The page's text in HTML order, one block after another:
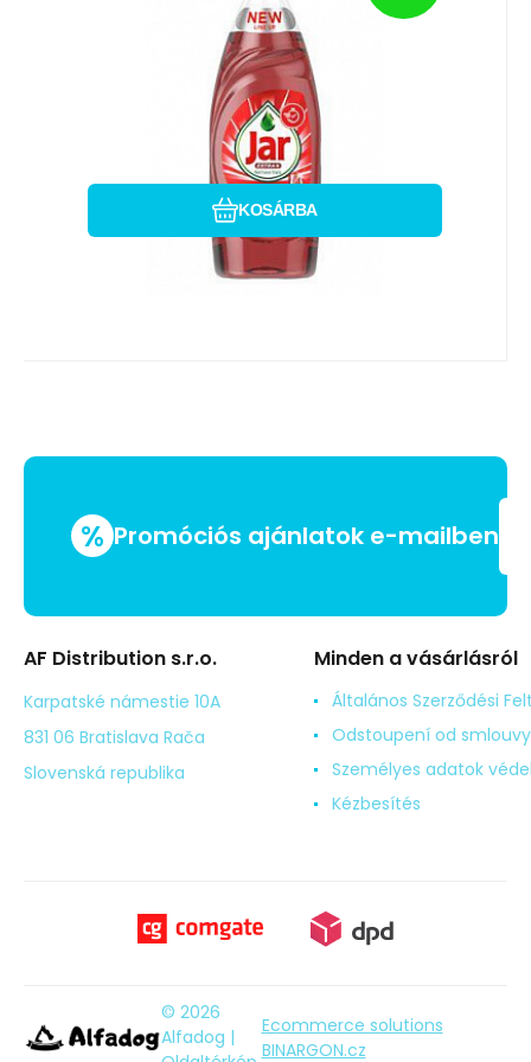
KOSÁRBA
Kedvenc
Hasonlítsa össze
edényeit a zsírtól és egyéb
szennyeződésektől. Könnyed parfüm
% Promóciós ajánlatok e-mailben
AF Distribution s.r.o.
Karpatské námestie 10A
831 06 Bratislava Rača
Slovenská republika
Minden a vásárlásról
Általános Szerződési
Odstoupení od smlouvy
Személyes adatok
Kézbesítés
© 2026
Alfadog |
Ecommerce solutions
BINARGON.cz